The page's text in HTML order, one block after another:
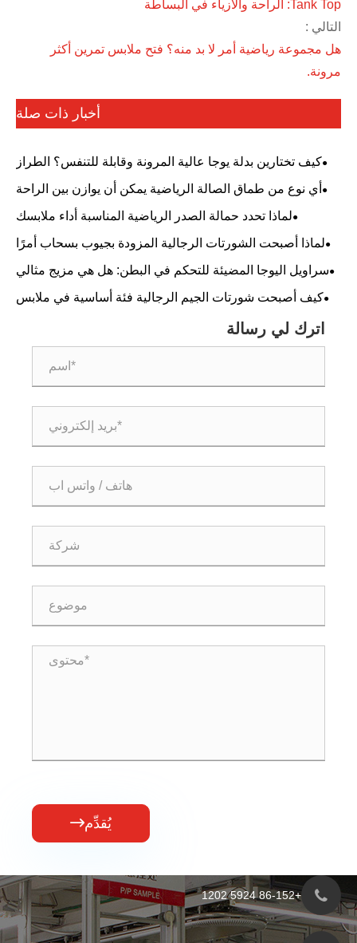
أمر لا بد منه؟ فتح ملابس تمرين أكثر
يوجا عالية المرونة وقابلة للتنفس؟ الطراز
حمالة صدر مبطنة مناسب لجميع احتياجات
اللياقة البدنية.
الصالة الرياضية يمكن أن يوازن بين الراحة
والجمال؟
حمالة الصدر الرياضية المناسبة أداء ملابسك
الرياضية؟
الرجالية المزودة بجيوب بسحاب أمرًا
ضروريًا للرجال المعاصرين
للتحكم في البطن: هل هي مزيج مثالي
من الراحة والأناقة؟
الجيم الرجالية فئة أساسية في ملابس